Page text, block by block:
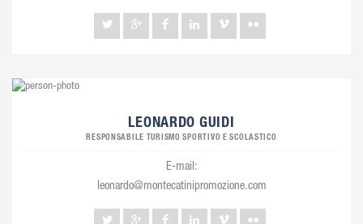
LEONARDO GUIDI
RESPONSABILE TURISMO SPORTIVO E SCOLASTICO
E-mail:
leonardo@montecatinipromozione.com